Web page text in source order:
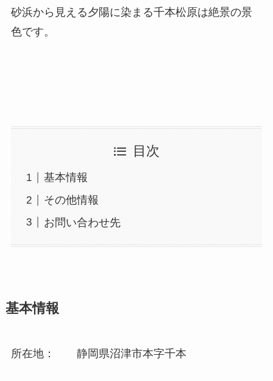
砂浜から見える夕陽に染まる千本松原は絶景の景
色です。
目次
基本情報
その他情報
お問い合わせ先
基本情報
所在地： 静岡県沼津市本字千本